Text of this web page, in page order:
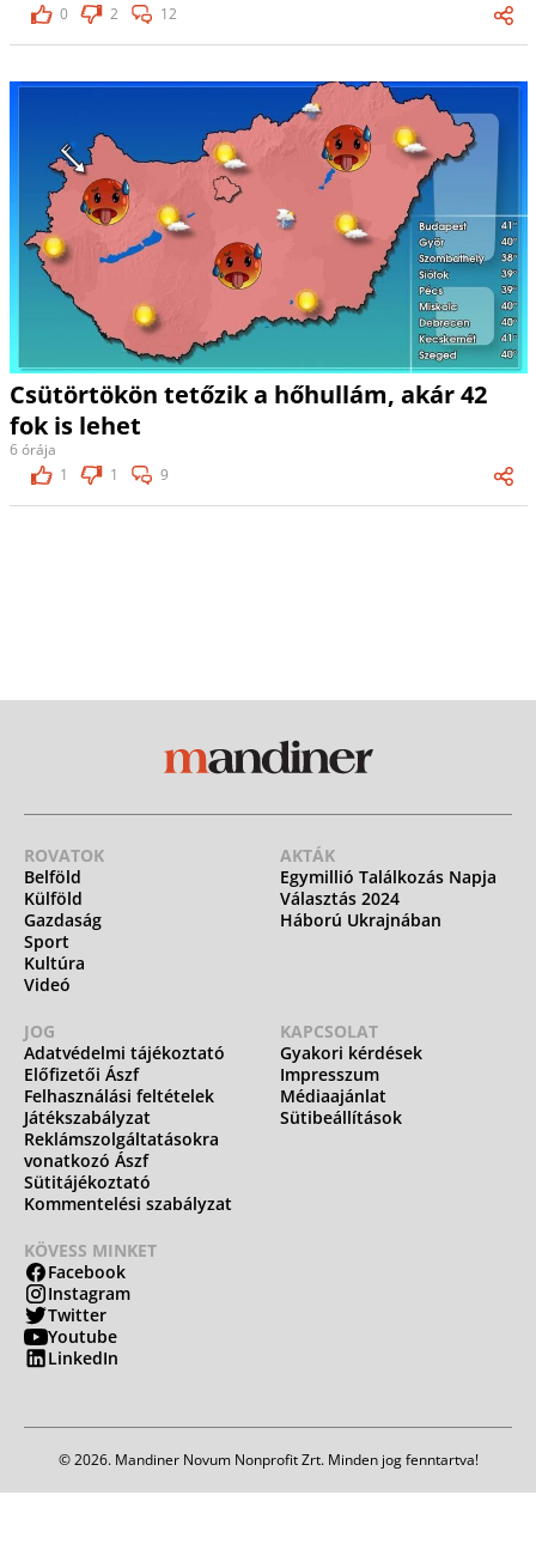
0
2 12
Csütörtökön tetőzik a hőhullám, akár 42
fok is lehet
6 órája
1
1 9
ROVATOK
Belföld
Külföld
Gazdaság
Sport
Kultúra
Videó
AKTÁK
Egymillió Találkozás Napja
Választás 2024
Háború Ukrajnában
JOG
Adatvédelmi tájékoztató
Előfizetői Ászf
Felhasználási feltételek
Játékszabályzat
Reklámszolgáltatásokra
vonatkozó Ászf
Sütitájékoztató
Kommentelési szabályzat
KAPCSOLAT
Gyakori kérdések
Impresszum
Médiaajánlat
Sütibeállítások
KÖVESS MINKET
Facebook
Instagram
Twitter
Youtube
LinkedIn
© 2026. Mandiner Novum Nonprofit Zrt. Minden jog fenntartva!